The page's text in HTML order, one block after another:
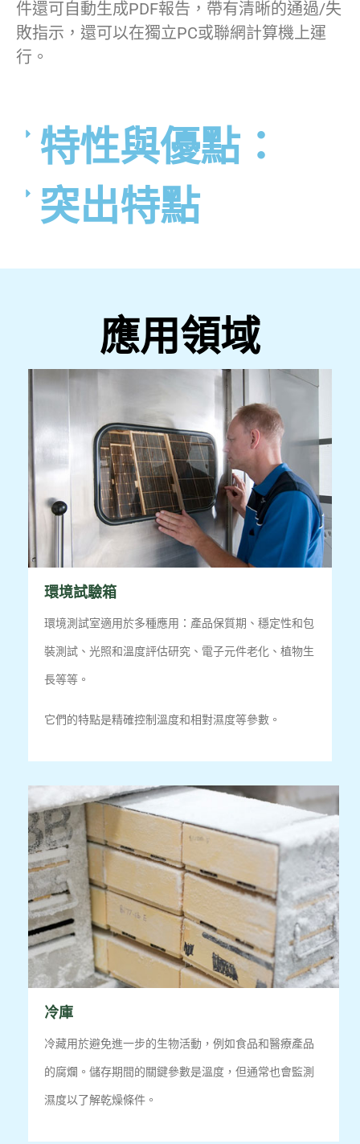
件還可自動生成PDF報告，帶有清晰的通過/失
敗指示，還可以在獨立PC或聯網計算機上運
行。
特性與優點：
突出特點
應用領域
環境試驗箱
環境測試室適用於多種應用：產品保質期、穩定性和包
裝測試、光照和溫度評估研究、電子元件老化、植物生
長等等。
它們的特點是精確控制溫度和相對濕度等參數。
冷庫
冷藏用於避免進一步的生物活動，例如食品和醫療產品
的腐爛。 儲存期間的關鍵參數是溫度，但通常也會監測
濕度以了解乾燥條件。